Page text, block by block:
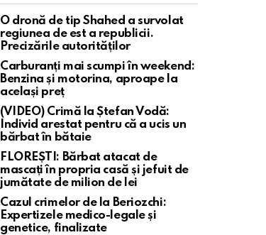
O dronă de tip Shahed a survolat
regiunea de est a republicii.
Precizările autorităților
Carburanți mai scumpi în weekend:
Benzina și motorina, aproape la
același preț
(VIDEO) Crimă la Ștefan Vodă:
Individ arestat pentru că a ucis un
bărbat în bătaie
FLOREȘTI: Bărbat atacat de
mascați în propria casă și jefuit de
jumătate de milion de lei
Cazul crimelor de la Beriozchi:
Expertizele medico-legale și
genetice, finalizate